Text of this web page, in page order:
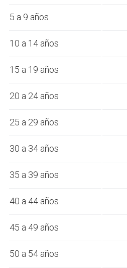
5 a 9 años
10 a 14 años
15 a 19 años
20 a 24 años
25 a 29 años
30 a 34 años
35 a 39 años
40 a 44 años
45 a 49 años
50 a 54 años